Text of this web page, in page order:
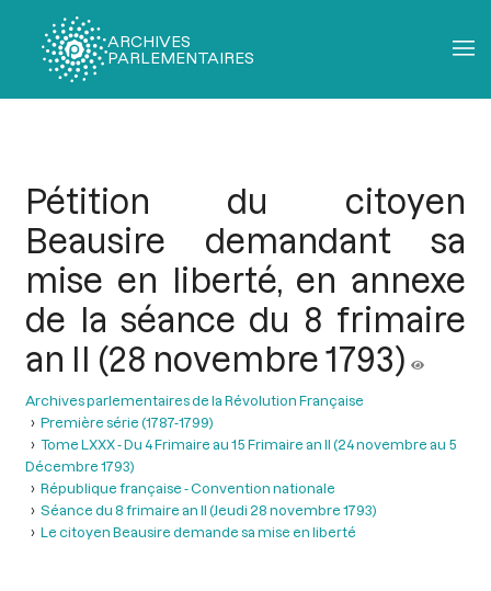
ARCHIVES
PARLEMENTAIRES
Pétition du citoyen
Beausire demandant sa
mise en liberté, en annexe
de la séance du 8 frimaire
an II (28 novembre 1793)
Archives parlementaires de la Révolution Française
Première série (1787-1799)
Tome LXXX - Du 4 Frimaire au 15 Frimaire an II (24 novembre au 5
Décembre 1793)
République française - Convention nationale
Séance du 8 frimaire an II (Jeudi 28 novembre 1793)
Le citoyen Beausire demande sa mise en liberté